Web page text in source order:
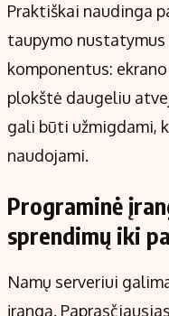
Praktiškai naudinga
taupymo
komponentus:
plokštė daugeliu
gali būti užmigdami,
naudojami.
Programinė
sprendimų iki
Namų serveriui
įrangą.